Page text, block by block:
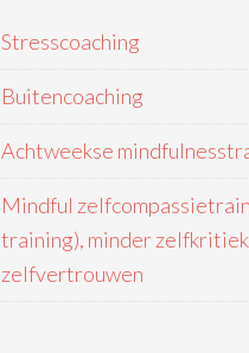
Stresscoaching
Buitencoaching
Achtweekse
Mindful
training), minder
zelfvertrouwen